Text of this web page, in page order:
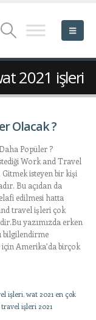
2021 işleri
Olacak ?
Popüler ?
Work and Travel
isteyen bir kişi
Bu açıdan da
edilmesi hatta
travel işleri çok
yazımızda erken
bilgilendirme
Amerika’da birçok
işleri,wat 2021 en çok
işleri 2021